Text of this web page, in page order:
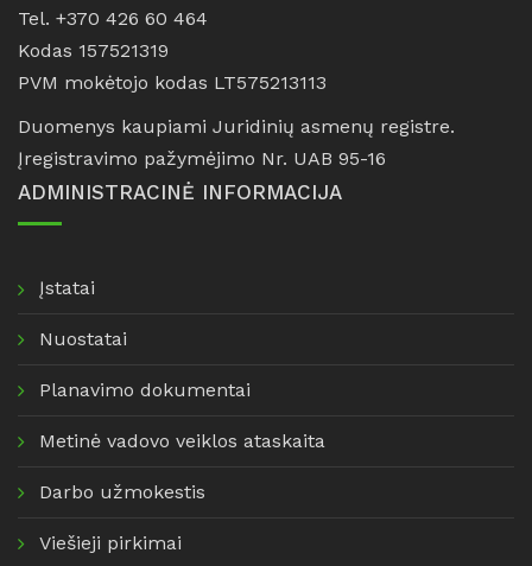
Tel. +370 426 60 464
Kodas 157521319
PVM mokėtojo kodas LT575213113
Duomenys kaupiami Juridinių asmenų registre.
Įregistravimo pažymėjimo Nr. UAB 95-16
ADMINISTRACINĖ INFORMACIJA
Įstatai
Nuostatai
Planavimo dokumentai
Metinė vadovo veiklos ataskaita
Darbo užmokestis
Viešieji pirkimai